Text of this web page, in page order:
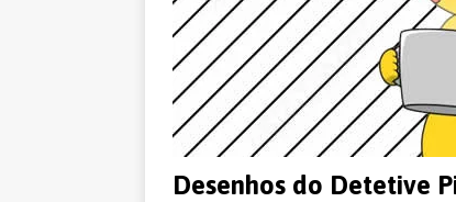
Desenhos do Detetive